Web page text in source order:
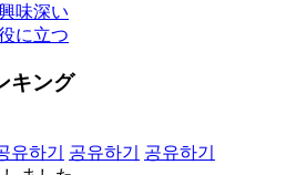
味深い
に立つ
キング
유하기 공유하기
공유하기